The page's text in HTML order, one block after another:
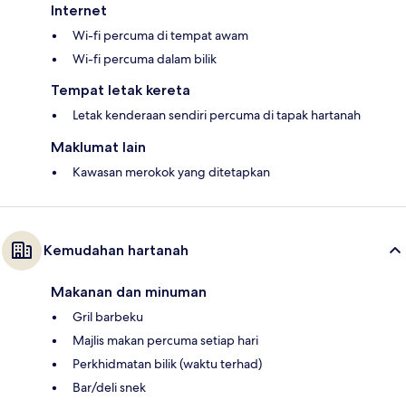
Internet
Wi-fi percuma di tempat awam
Wi-fi percuma dalam bilik
Tempat letak kereta
Letak kenderaan sendiri percuma di tapak hartanah
Maklumat lain
Kawasan merokok yang ditetapkan
Kemudahan hartanah
Makanan dan minuman
Gril barbeku
Majlis makan percuma setiap hari
Perkhidmatan bilik (waktu terhad)
Bar/deli snek